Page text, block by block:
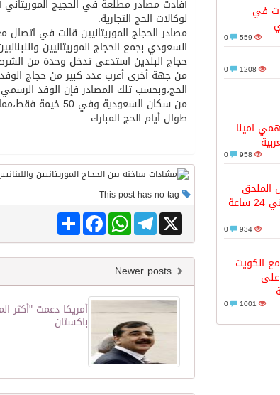
سلمان للطاقة “سبارك” توقع اتفاقية تطوير مصانع
البيت العتيق
إلى الفضاء
في
559
1208
امينا
958
الملحق
العسكري الإيراني 24 ساعة
934
الكويت
1001
أفادت مصادر مطلعة في الحجيج الموريتاني
لوكالات الحج التجارية.
مصادر الحجاج الموريتانيين قالت في
السعودي بجمع الحجاج الموريتانيين
حجاج البلدين استدعى تدخل وحدة من
من جهة أخرى أعرب عدد كبير من حجاج
من سكان
طوال أيام الحج المبارك.
Share
FacebookWhatsAppTelegram X
أمريكا دعمت "أكثر
باكستان